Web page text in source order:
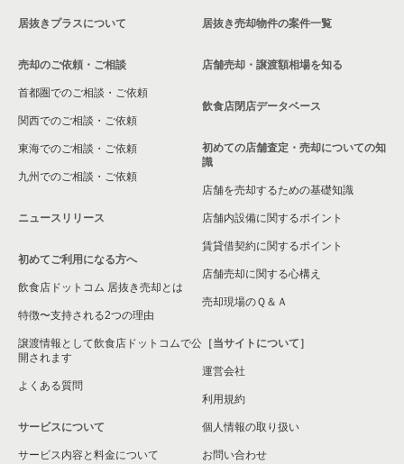
覧
東京23区の和食の居抜き売却物件の案件一覧
東京23区の洋食の居抜き売却物件の案件一覧
東京23区のその他の居抜き売却物件の案件一覧
千代田区のカラオケ・パブ・スナックの居抜き売却物件の案件
千代田区の居酒屋・ダイニングバーの居抜き売却物件の案件一
千代田区の和食の居抜き売却物件の案件一覧
千代田区の洋食の居抜き売却物件の案件一覧
千代田区のその他の居抜き売却物件の案件一覧
居抜きプラスについて
売却のご依頼・ご相談
首都圏でのご相談・ご依頼
関西でのご相談・ご依頼
東海でのご相談・ご依頼
九州でのご相談・ご依頼
ニュースリリース
初めてご利用になる方へ
飲食店ドットコム 居抜き売却とは
特徴〜支持される2つの理由
譲渡情報として飲食店ドットコムで公
開されます
よくある質問
サービスについて
サービス内容と料金について
居抜き売却物件の案件一覧
店舗売却・譲渡額相場を知る
飲食店閉店データベース
初めての店舗査定・売却についての知
識
店舗を売却するための基礎知識
店舗内設備に関するポイント
賃貸借契約に関するポイント
店舗売却に関する心構え
売却現場のＱ＆Ａ
［当サイトについて］
運営会社
利用規約
個人情報の取り扱い
お問い合わせ